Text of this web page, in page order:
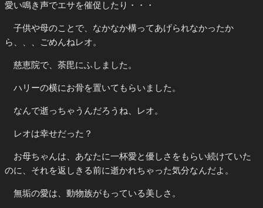
愛い鳴き声でエサを催促したり・・・
子供や母のことで、なかなか構ってあげられなかったか
ら、、、ごめんねレオ。
慈恵院で、荼毘にふしました。
ハリーの横にお骨を置いてもらいました。
なんで逝っちゃうんだろうね、レオ。
レオは幸せだった？
お母ちゃんは、あなたに一杯愛と優しさをもらい続けていた
のに、それを返しきる前に逝かれちゃった気分なんだよ。
無垢の愛は、動物族がもっている美しさ。